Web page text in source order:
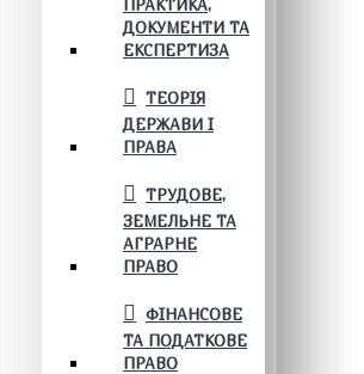
ПРАКТИКА,
ДОКУМЕНТИ ТА
ЕКСПЕРТИЗА
ТЕОРІЯ
ДЕРЖАВИ І
ПРАВА
ТРУДОВЕ,
ЗЕМЕЛЬНЕ ТА
АГРАРНЕ
ПРАВО
ФІНАНСОВЕ
ТА ПОДАТКОВЕ
ПРАВО